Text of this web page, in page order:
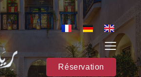
Réservation